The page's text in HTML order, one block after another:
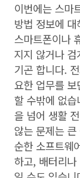
이번에는 스마
방법 정보에
스마트폰이나
지지 않거나
기곤 합니다.
요한 업무를
할 수밖에 없
을 넘어 생활
않는 문제는
순한 소프트웨
하고, 배터리